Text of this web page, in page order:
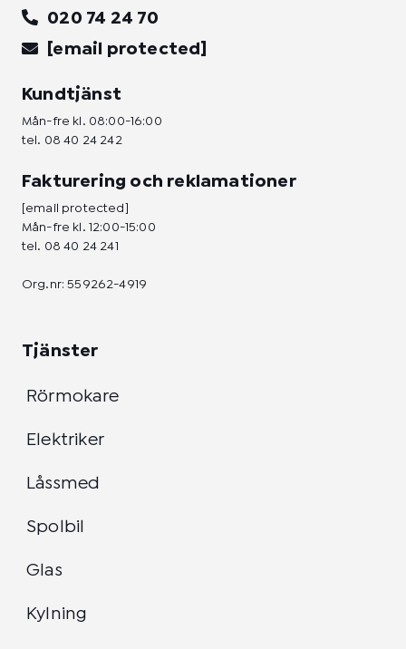
020 74 24 70
[email protected]
Kundtjänst
Mån-fre kl. 08:00-16:00
tel. 08 40 24 242
Fakturering och reklamationer
[email protected]
Mån-fre kl. 12:00-15:00
tel. 08 40 24 241
Org.nr: 559262-4919
Tjänster
Rörmokare
Elektriker
Låssmed
Spolbil
Glas
Kylning